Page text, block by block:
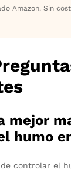
Amazon. Sin
mejor
humo
controlar el